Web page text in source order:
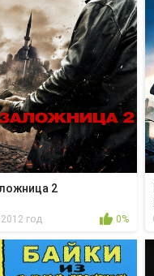
2
2012 год 0%